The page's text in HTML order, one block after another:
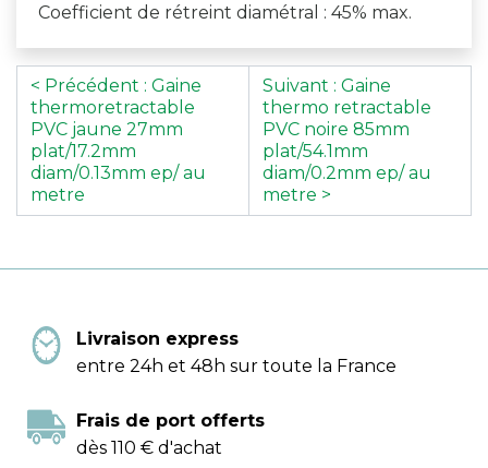
Coefficient de rétreint diamétral : 45% max.
< Précédent : Gaine
thermoretractable
PVC jaune 27mm
plat/17.2mm
diam/0.13mm ep/ au
metre
Suivant : Gaine
thermo retractable
PVC noire 85mm
plat/54.1mm
diam/0.2mm ep/ au
metre >
Livraison express
entre 24h et 48h sur toute la France
Frais de port offerts
dès 110 € d'achat